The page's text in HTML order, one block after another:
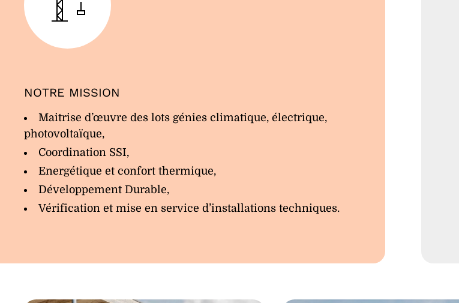
NOTRE MISSION
Maitrise d’œuvre des lots génies climatique, électrique,
photovoltaïque,
Coordination SSI,
Energétique et confort thermique,
Développement Durable,
Vérification et mise en service d’installations techniques.